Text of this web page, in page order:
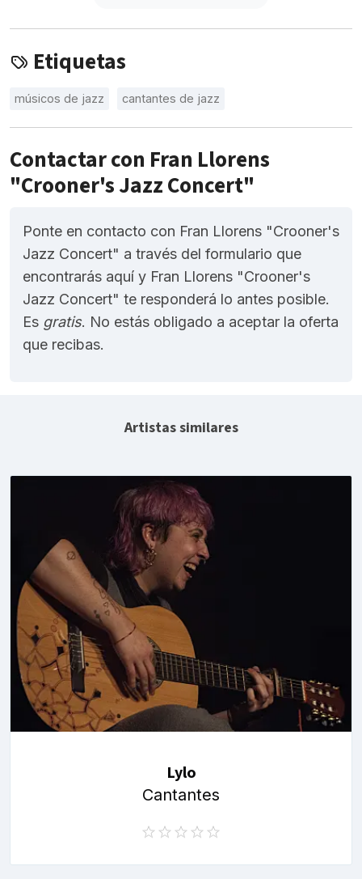
Etiquetas
músicos de jazz cantantes de jazz
Contactar con Fran Llorens
"Crooner's Jazz Concert"
Ponte en contacto con Fran Llorens "Crooner's
Jazz Concert" a través del formulario que
encontrarás aquí y Fran Llorens "Crooner's
Jazz Concert" te responderá lo antes posible.
Es gratis. No estás obligado a aceptar la oferta
que recibas.
Artistas similares
Lylo
Cantantes